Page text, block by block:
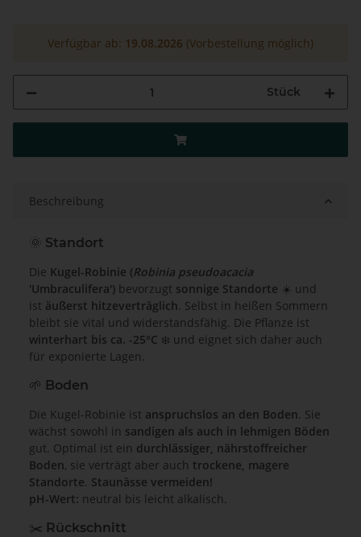
Verfügbar ab: 19.08.2026 (Vorbestellung möglich)
Stück
Beschreibung
🌞 Standort
Die Kugel-Robinie (Robinia pseudoacacia
'Umbraculifera') bevorzugt sonnige Standorte ☀️ und
ist äußerst hitzeverträglich. Selbst in heißen Sommern
bleibt sie vital und widerstandsfähig. Die Pflanze ist
winterhart bis ca. -25°C ❄️ und eignet sich daher auch
für exponierte Lagen.
🌱 Boden
Die Kugel-Robinie ist anspruchslos an den Boden. Sie
wächst sowohl in sandigen als auch in lehmigen Böden
gut. Optimal ist ein durchlässiger, nährstoffreicher
Boden, sie verträgt aber auch trockene, magere
Standorte. Staunässe vermeiden!
pH-Wert: neutral bis leicht alkalisch.
✂️ Rückschnitt